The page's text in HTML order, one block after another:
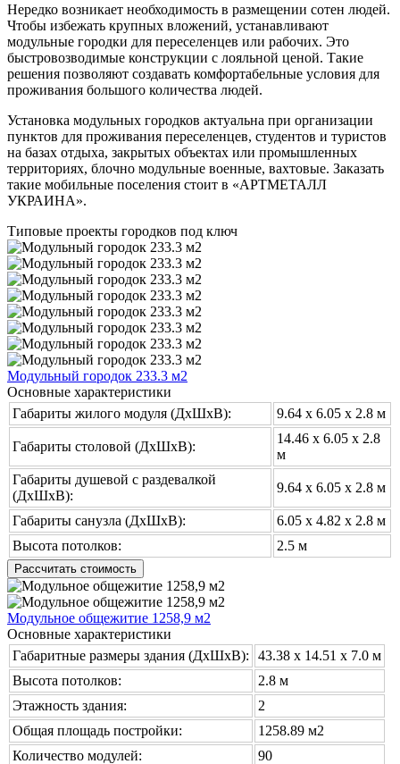
Нередко возникает необходимость в размещении сотен людей.
Чтобы избежать крупных вложений, устанавливают
модульные городки для переселенцев или рабочих. Это
быстровозводимые конструкции с лояльной ценой. Такие
решения позволяют создавать комфортабельные условия для
проживания большого количества людей.
Установка модульных городков актуальна при организации
пунктов для проживания переселенцев, студентов и туристов
на базах отдыха, закрытых объектах или промышленных
территориях, блочно модульные военные, вахтовые. Заказать
такие мобильные поселения стоит в «АРТМЕТАЛЛ
УКРАИНА».
Типовые проекты городков под ключ
Модульный городок 233.3 м2
Основные характеристики
Габариты жилого модуля (ДхШхВ):
9.64 х 6.05 x 2.8 м
Габариты столовой (ДхШхВ):
14.46 х 6.05 x 2.8
м
Габариты душевой с раздевалкой
(ДхШхВ):
9.64 х 6.05 x 2.8 м
Габариты санузла (ДхШхВ):
6.05 х 4.82 x 2.8 м
Высота потолков:
2.5 м
Рассчитать стоимость
Модульное общежитие 1258,9 м2
Основные характеристики
Габаритные размеры здания (ДхШхВ):
43.38 х 14.51 x 7.0 м
Высота потолков:
2.8 м
Этажность здания:
2
Общая площадь постройки:
1258.89 м2
Количество модулей:
90